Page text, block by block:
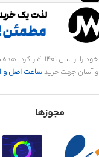
مجموعه ساعت جَم فعالیت خود
آسان جهت خرید ساعت اصل و
مجوزها